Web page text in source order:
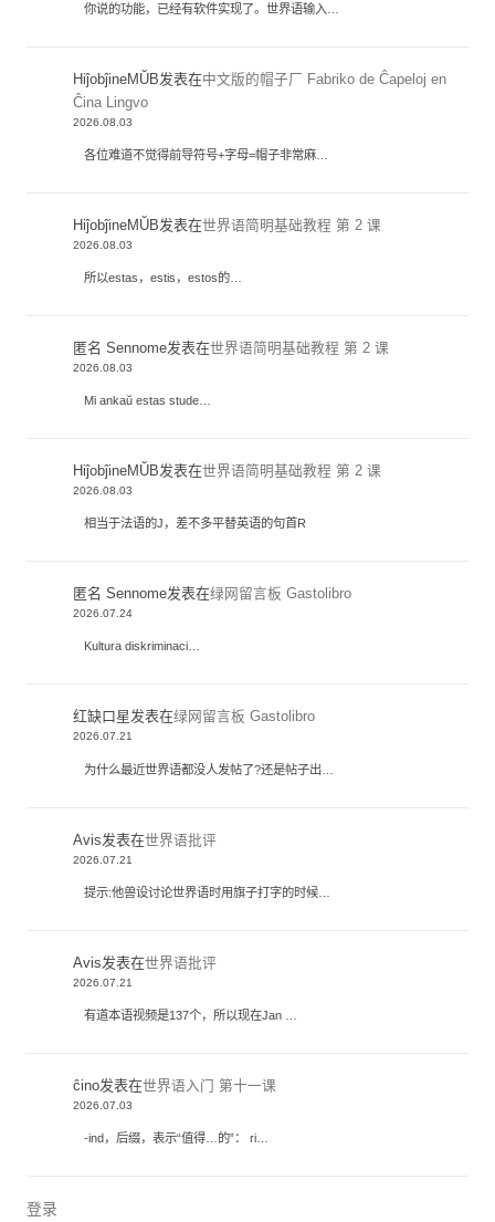
你说的功能，已经有软件实现了。世界语输入…
HiĵobĵineMŬB发表在中文版的帽子厂 Fabriko de Ĉapeloj en
Ĉina Lingvo
2026.08.03
各位难道不觉得前导符号+字母=帽子非常麻…
HiĵobĵineMŬB发表在世界语简明基础教程 第 2 课
2026.08.03
所以estas，estis，estos的…
匿名 Sennome发表在世界语简明基础教程 第 2 课
2026.08.03
Mi ankaŭ estas stude…
HiĵobĵineMŬB发表在世界语简明基础教程 第 2 课
2026.08.03
相当于法语的J，差不多平替英语的句首R
匿名 Sennome发表在绿网留言板 Gastolibro
2026.07.24
Kultura diskriminaci…
红缺口星发表在绿网留言板 Gastolibro
2026.07.21
为什么最近世界语都没人发帖了?还是帖子出…
Avis发表在世界语批评
2026.07.21
提示:他兽设讨论世界语时用旗子打字的时候…
Avis发表在世界语批评
2026.07.21
有道本语视频是137个，所以现在Jan …
ĉino发表在世界语入门 第十一课
2026.07.03
-ind，后缀，表示“值得…的”： ri…
登录